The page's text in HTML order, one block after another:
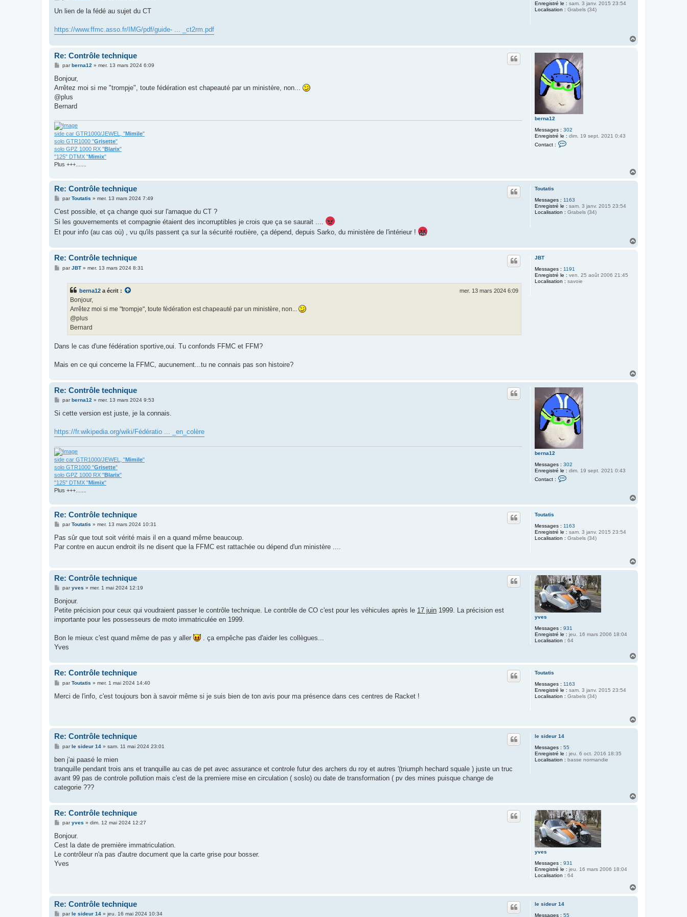
Enregistré le : sam. 3 janv. 2015 23:54
Localisation : Grabels (34)
s
g
e
Un lien de la fédé au sujet du CT
https://www.ffmc.asso.fr/IMG/pdf/guide- ... _ct2rm.pdf
berna12
Messages : 302
Enregistré le : dim. 19 sept. 2021 0:43
Contact :
e
r
n
Re: Contrôle technique
M
s
a
g
e
parberna12 » mer. 13 mars 2024 6:09
Bonjour,
Arrêtez moi si me "trompje", toute fédération est chapeauté par un ministère, non...
@plus
Bernard
side car GTR1000/JEWEL, "Mimile"
solo GTR1000 "Grisette"
solo GPZ 1000 RX "Blarix"
"125" DTMX "Mimix"
Plus +++.......
Toutatis
Messages : 1163
Enregistré le : sam. 3 janv. 2015 23:54
Localisation : Grabels (34)
Re: Contrôle technique
M
s
g
e
parToutatis » mer. 13 mars 2024 7:49
C'est possible, et ça change quoi sur l'arnaque du CT ?
Si les gouvernements et compagnie étaient des incorruptibles je crois que ça se saurait ....
Et pour info (au cas où) , vu qu'ils passent ça sur la sécurité routière, ça dépend, depuis Sarko, du ministère de l'intérieur !
JBT
Messages : 1191
Enregistré le : ven. 25 août 2006 21:45
Localisation : savoie
Re: Contrôle technique
MparJBT» mer. 13 mars 2024 8:31
berna12 a écrit : mer. 13 mars 2024 6:09
Bonjour,
Arrêtez moi si me "trompje", toute fédération est chapeauté par un ministère, non...
@plus
Bernard
Dans le cas d'une fédération sportive,oui. Tu confonds FFMC et FFM?
Mais en ce qui concerne la FFMC, aucunement...tu ne connais pas son histoire?
berna12
Messages : 302
Enregistré le : dim. 19 sept. 2021 0:43
Contact :
r
b
e
Re: Contrôle technique
M
g
e
parberna12 » mer. 13 mars 2024 9:53
Si cette version est juste, je la connais.
https://fr.wikipedia.org/wiki/Fédératio ... _en_colère
side car GTR1000/JEWEL, "Mimile"
solo GTR1000 "Grisette"
solo GPZ 1000 RX "Blarix"
"125" DTMX "Mimix"
Plus +++.......
Toutatis
Messages : 1163
Enregistré le : sam. 3 janv. 2015 23:54
Localisation : Grabels (34)
Re: Contrôle technique
M
s
a
parToutatis » mer. 13 mars 2024 10:31
Pas sûr que tout soit vérité mais il en a quand même beaucoup.
Par contre en aucun endroit ils ne disent que la FFMC est rattachée ou dépend d'un ministère ....
yves
Messages : 931
Enregistré le : jeu. 16 mars 2006 18:04
Localisation : 64
Re: Contrôle technique
M
s
a
g
e
paryves » mer. 1 mai 2024 12:19
Bonjour.
Petite précision pour ceux qui voudraient passer le contrôle technique. Le contrôle de CO c'est pour les véhicules après le 17 juin 1999. La précision est
importante pour les possesseurs de moto immatriculée en 1999.
Bon le mieux c'est quand même de pas y aller
. ça empêche pas d'aider les collègues...
Yves
Toutatis
Messages : 1163
Enregistré le : sam. 3 janv. 2015 23:54
Localisation : Grabels (34)
Re: Contrôle technique
M
s
parToutatis » mer. 1 mai 2024 14:40
Merci de l'info, c'est toujours bon à savoir même si je suis bien de ton avis pour ma présence dans ces centres de Racket !
le sideur 14
Messages : 55
Enregistré le : jeu. 6 oct. 2016 18:35
Localisation : basse normandie
Re: Contrôle technique
M
s
a
g
parle sideur 14» sam. 11 mai 2024 23:01
ben j'ai paasé le mien
tranquille pendant trois ans et tranquille au cas de pet avec assurance et controle futur des archers du roy et autres '(triumph hechard squale ) juste un truc
avant 99 pas de controle pollution mais c'est de la premiere mise en circulation ( soslo) ou date de transformation ( pv des mines puisque change de
categorie ???
yves
Messages : 931
Enregistré le : jeu. 16 mars 2006 18:04
Localisation : 64
Re: Contrôle technique
M
s
a
g
paryves » dim. 12 mai 2024 12:27
Bonjour.
Cest la date de première immatriculation.
Le contrôleur n'a pas d'autre document que la carte grise pour bosser.
Yves
le sideur 14
Messages : 55
Re: Contrôle technique
Mparle sideur 14» jeu. 16 mai 2024 10:34